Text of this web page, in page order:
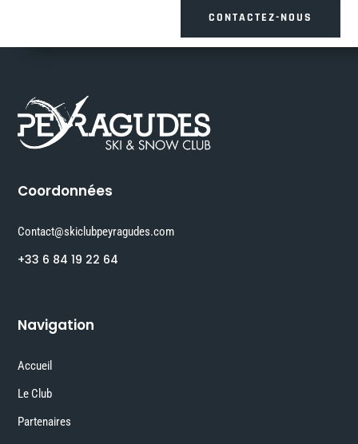
CONTACTEZ-NOUS
Coordonnées
Contact@skiclubpeyragudes.com
+33 6 84 19 22 64
Navigation
Accueil
Le Club
Partenaires